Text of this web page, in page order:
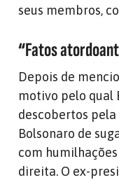
seus membros,
“Fatos
Depois de
motivo pelo qual
descobertos pela
Bolsonaro de
com
direita. O ex-